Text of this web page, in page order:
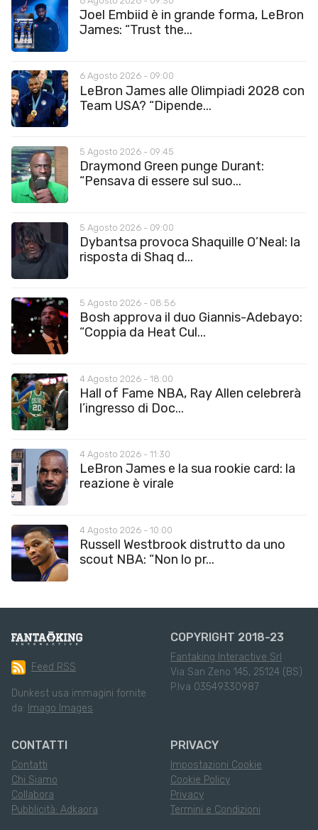
Joel Embiid è in grande forma, LeBron
James: “Trust the...
6 Agosto 2026 - 09:00
LeBron James alle Olimpiadi 2028 con
Team USA? “Dipende...
5 Agosto 2026 - 09:45
Draymond Green punge Durant:
“Pensava di essere sul suo...
5 Agosto 2026 - 09:00
Dybantsa provoca Shaquille O’Neal: la
risposta di Shaq d...
5 Agosto 2026 - 08:56
Bosh approva il duo Giannis-Adebayo:
“Coppia da Heat Cul...
4 Agosto 2026 - 18:00
Hall of Fame NBA, Ray Allen celebrerà
l’ingresso di Doc...
4 Agosto 2026 - 11:30
LeBron James e la sua rookie card: la
reazione è virale
4 Agosto 2026 - 10:00
Russell Westbrook distrutto da uno
scout NBA: “Non lo pr...
Feed RSS
Dunkest usa immagini fornite
da: Imago Images
COPYRIGHT 2018-23
Fantaking Interactive Srl
Via San Zeno 145, 25124 (BS)
P.Iva 03549330987
CONTATTI
Contatti
Chi Siamo
Collabora
Pubblicità: Adkaora
PRIVACY
Impostazioni Cookie
Cookie Policy
Privacy
Termini e Condizioni